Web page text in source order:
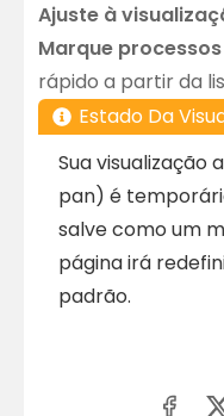
Ajuste à
Marque
rápido a partir da
Estado Da
Sua visualização
pan) é
salve como um
página irá
padrão.